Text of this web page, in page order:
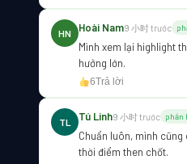
HN Hoài Nam9 小时 trước
Mình xem lại highlight
hưởng lớn.
6Trả lời
TL Tú Linh9 小时 trước phản
Chuẩn luôn, mình
thời điểm then chốt.